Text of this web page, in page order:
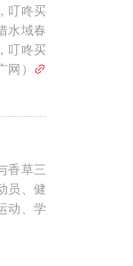
叮咚买
水域春
叮咚买
）
香草三
员、健
动、学